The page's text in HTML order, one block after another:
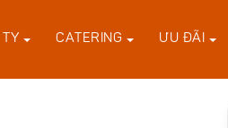
TY CATERING ƯU ĐÃI